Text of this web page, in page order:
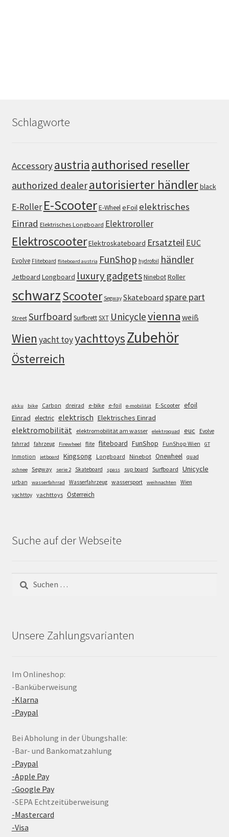
Schlagworte
Accessoryaustria authorised reseller
authorized dealerautorisierter händlerblack
E-Roller E-ScooterE-WheeleFoil elektrisches
Einrad Elektrisches Longboard Elektroroller
ElektroscooterElektroskateboard Ersatzteil EUC
Evolve Fliteboard fliteboard austria FunShop hydrofoil händler
Jetboard Longboard luxury gadgetsNinebotRoller
schwarzScooter Segway Skateboard spare part
Street Surfboard SurfbrettSXT Unicyclevienna weiß
Wien yacht toyyachttoysZubehör
Österreich
akku bike Carbon dreirad e-bike e-foil e-mobilität E-Scooter efoil
Einrad electric elektrisch Elektrisches Einrad
elektromobilität elektromobilität am wasser elektroquad euc
Evolve
fahrrad
fahrzeug Firewheel flite fliteboard FunShop FunShop Wien GT
Inmotion jetboard Kingsong Longboard Ninebot Onewheel quad
schnee Segway serie 2 Skateboard spass sup board Surfboard Unicycle
urban wasserfahrrad Wasserfahrzeug wassersport weihnachten
Wien
yachttoy yachttoys Österreich
Suche auf der Webseite
nach:
Unsere Zahlungsvarianten
Im Onlineshop:
-Banküberweisung
-Klarna
-Paypal
Bei Abholung in der Übungshalle:
-Bar- und Bankomatzahlung
-Paypal
-Apple Pay
-Google Pay
-SEPA Echtzeitüberweisung
-Mastercard
-Visa